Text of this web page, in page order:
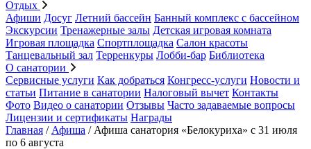
Отдых
Афиши Досуг Летний бассейн Банный комплекс с бассейном
Экскурсии Тренажерные залы Детская игровая комната
Игровая площадка Спортплощадка Салон красоты
Танцевальный зал Терренкуры Лобби-бар Библиотека
О санатории
Сервисные услуги Как добраться Конгресс-услуги Новости и
статьи Питание в санатории Налоговый вычет Контакты
Фото Видео о санатории Отзывы Часто задаваемые вопросы
Лицензии и сертификаты Награды
Главная / Афиша / Афиша санатория «Белокуриха» с 31 июля
по 6 августа